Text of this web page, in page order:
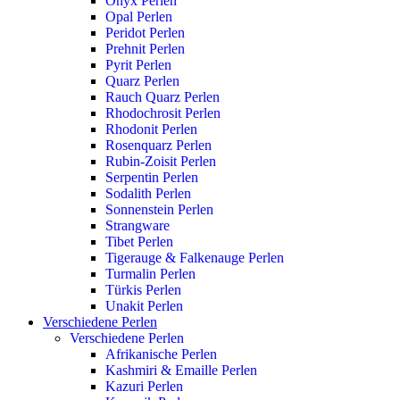
Opal Perlen
Peridot Perlen
Prehnit Perlen
Pyrit Perlen
Quarz Perlen
Rauch Quarz Perlen
Rhodochrosit Perlen
Rhodonit Perlen
Rosenquarz Perlen
Rubin-Zoisit Perlen
Serpentin Perlen
Sodalith Perlen
Sonnenstein Perlen
Strangware
Tibet Perlen
Tigerauge & Falkenauge Perlen
Turmalin Perlen
Türkis Perlen
Unakit Perlen
Verschiedene Perlen
Verschiedene Perlen
Afrikanische Perlen
Kashmiri & Emaille Perlen
Kazuri Perlen